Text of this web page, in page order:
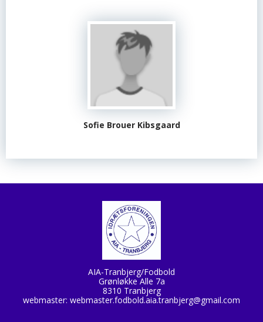
Sofie Brouer Kibsgaard
AIA-Tranbjerg/Fodbold
Grønløkke Alle 7a
8310 Tranbjerg
webmaster: webmaster.fodbold.aia.tranbjerg@gmail.com